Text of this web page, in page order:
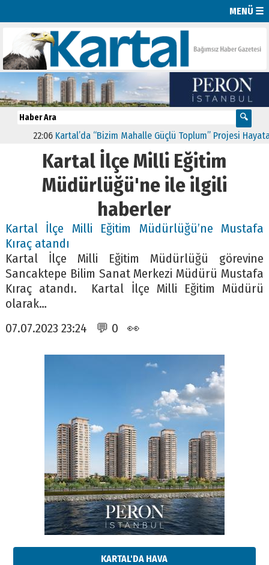
MENÜ ☰
22:06 Kartal’da “Bizim Mahalle Güçlü Toplum” Projesi Hayata
Kartal İlçe Milli Eğitim
Müdürlüğü'ne ile ilgili
haberler
Kartal İlçe Milli Eğitim Müdürlüğü’ne Mustafa
Kıraç atandı
Kartal İlçe Milli Eğitim Müdürlüğü görevine
Sancaktepe Bilim Sanat Merkezi Müdürü Mustafa
Kıraç atandı. Kartal İlçe Milli Eğitim Müdürü
olarak…
07.07.2023 23:24 💬 0 👀
KARTAL'DA HAVA